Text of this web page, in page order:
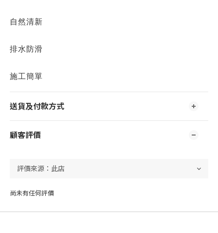
自然清新
排水防滑
施工簡單
送貨及付款方式
顧客評價
尚未有任何評價